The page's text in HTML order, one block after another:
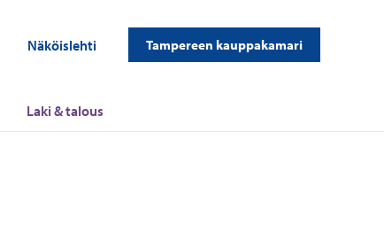
Näköislehti Tampereen kauppakamari
Laki & talous